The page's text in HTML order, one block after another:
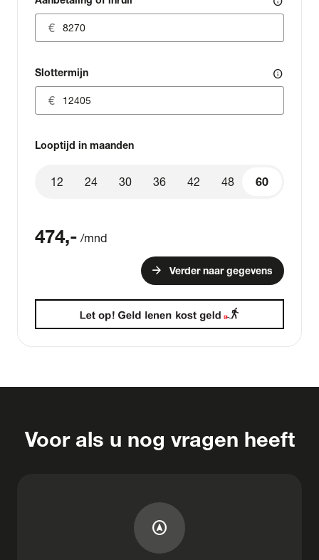
Slottermijn info
Looptijd in maanden
60
12 24 30 36 42 48 60
474,- /mnd
arrow_forward Verder naar gegevens
Voor als u nog vragen heeft
assistant_navigation